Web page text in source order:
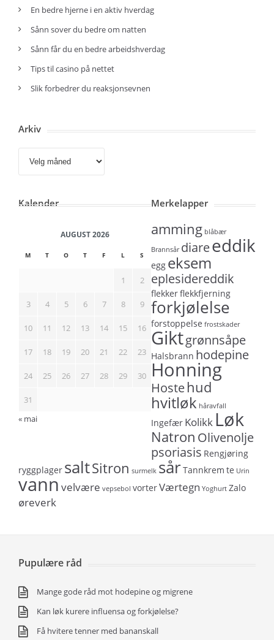
En bedre hjerne i en aktiv hverdag
Sånn sover du bedre om natten
Sånn får du en bedre arbeidshverdag
Tips til casino på nettet
Slik forbedrer du reaksjonsevnen
Arkiv
Kalender
AUGUST 2026
M T O T F L S
1 2
3 4 5 6 7 8 9
10 11 12 13 14 15 16
17 18 19 20 21 22 23
24 25 26 27 28 29 30
31
« mai
Merkelapper
amming blåbær
Brannsår diareeddik
egg eksem
eplesidereddik
flekkerflekkfjerning
forkjølelse
forstoppelse frostskader
Giktgrønnsåpe
Halsbrann hodepine
Honning
Hostehud
hvitløk håravfall
Ingefær Kolikk Løk
Natron Olivenolje
psoriasis Rengjøring
ryggplager saltSitron surmelk sårTannkrem te Urin
vann velvære vepsebol vorterVærtegn Yoghurt Zalo
øreverk
Pupulære råd
Mange gode råd mot hodepine og migrene
Kan løk kurere influensa og forkjølelse?
Få hvitere tenner med bananskall